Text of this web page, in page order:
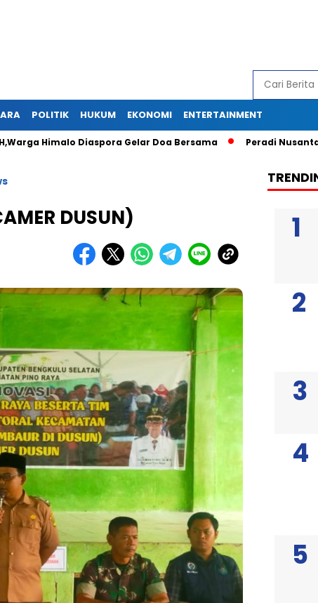
POLITIK HUKUM EKONOMI ENTERTAINMENT
Diaspora Gelar Doa Bersama Peradi Nusantara
DUSUN)